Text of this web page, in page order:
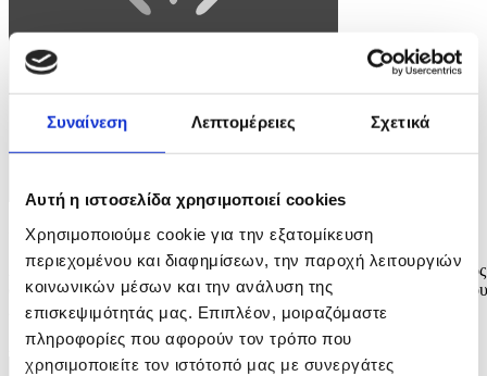
Συναίνεση Λεπτομέρειες Σχετικά
Αυτή η ιστοσελίδα χρησιμοποιεί cookies
Χρησιμοποιούμε cookie για την εξατομίκευση
περιεχομένου και διαφημίσεων, την παροχή λειτουργιών
κοινωνικών μέσων και την ανάλυση της
επισκεψιμότητάς μας. Επιπλέον, μοιραζόμαστε
πληροφορίες που αφορούν τον τρόπο που
χρησιμοποιείτε τον ιστότοπό μας με συνεργάτες
Φωτογραφία: ΓΙΑΝΝΗΣ ΚΟΛΕΣΙΔΗΣ
Διαδηλωτές που ανήκουν σε φοιτητικούς συλλόγους παίρνουν μέρος
σε αντιπολεμική πορεία στο κέντρο της Αθήνας, Πέμπτη 19 Μαρτίου
2026. ΑΠΕ-ΜΠΕ/ΑΠΕ-ΜΠΕ/ΓΙΑΝΝΗΣ ΚΟΛΕΣΙΔΗΣ
2 / 4